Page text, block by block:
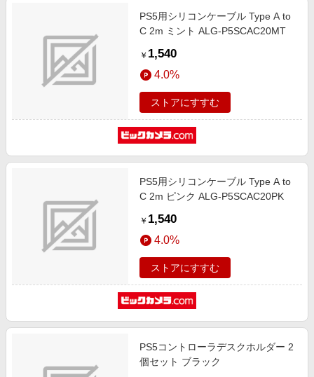
PS5用シリコンケーブル Type A to
C 2m ミント ALG-P5SCAC20MT
￥ 1,540
4.0%
ストアにすすむ
PS5用シリコンケーブル Type A to
C 2m ピンク ALG-P5SCAC20PK
￥ 1,540
4.0%
ストアにすすむ
PS5コントローラデスクホルダー 2
個セット ブラック